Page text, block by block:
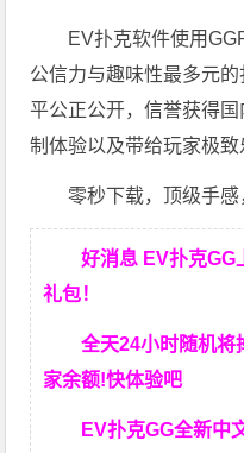
EV扑克软件使用
公信力与趣味性最多元
平公正公开，信誉获得
制体验以及带给玩家极致
零秒下载，顶级手感
好消息 EV扑克GG
礼包！
全天24小时随机将
家余额!快体验吧
EV扑克GG全新中